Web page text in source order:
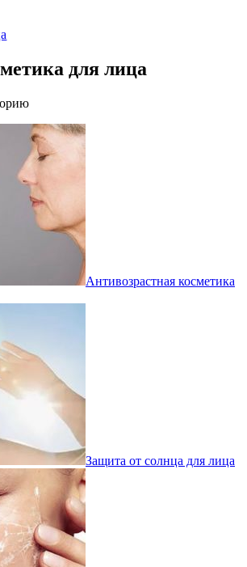
для лица
Антивозрастная косметика
Защита от солнца для лица